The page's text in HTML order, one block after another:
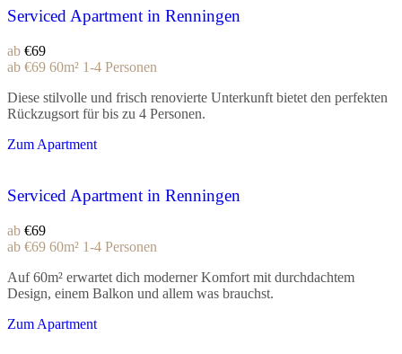
Serviced Apartment in Renningen
ab €69
ab €69 60m² 1-4 Personen
Diese stilvolle und frisch renovierte Unterkunft bietet den perfekten
Rückzugsort für bis zu 4 Personen.
Zum Apartment
Serviced Apartment in Renningen
ab €69
ab €69 60m² 1-4 Personen
Auf 60m² erwartet dich moderner Komfort mit durchdachtem
Design, einem Balkon und allem was brauchst.
Zum Apartment